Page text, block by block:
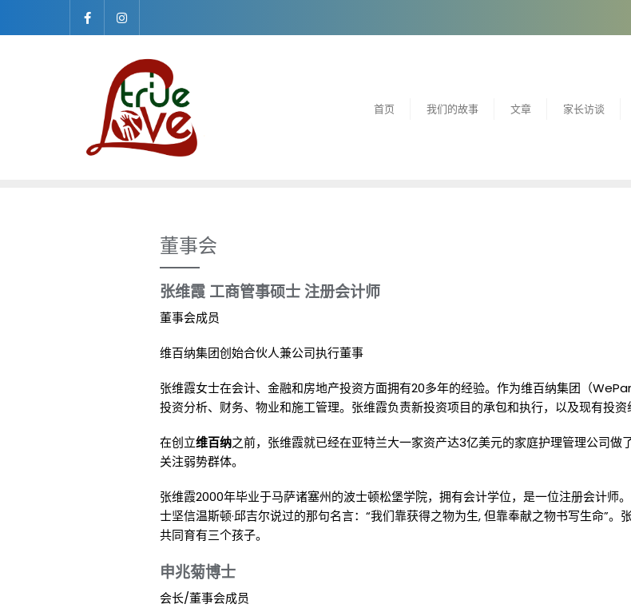
首页 我们的故事 文章 家长访谈
董事会
张维霞 工商管事硕士 注册会计师
董事会成员
维百纳集团创始合伙人兼公司执行董事
张维霞女士在会计、金融和房地产投资方面拥有20多年的经验。作为维百纳集团（
投资分析、财务、物业和施工管理。张维霞负责新投资项目的承包和执行，以及现有投资
在创立维百纳之前，张维霞就已经在亚特兰大一家资产达3亿美元的家庭护理管理公司
关注弱势群体。
张维霞2000年毕业于马萨诸塞州的波士顿松堡学院，拥有会计学位，是一位注册会计师
士坚信温斯顿·邱吉尔说过的那句名言：“我们靠获得之物为生, 但靠奉献之物书写生命”
共同育有三个孩子。
申兆菊博士
会长/董事会成员